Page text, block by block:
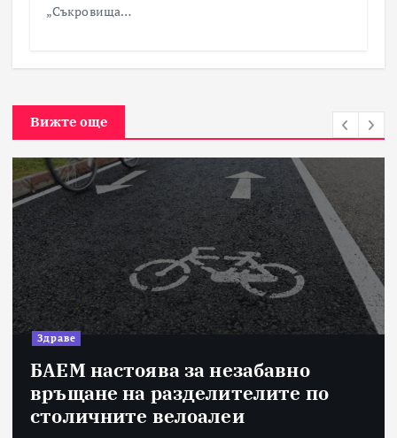
„Съкровища…
Вижте още
Здраве
БАЕМ настоява за незабавно
връщане на разделителите по
столичните велоалеи